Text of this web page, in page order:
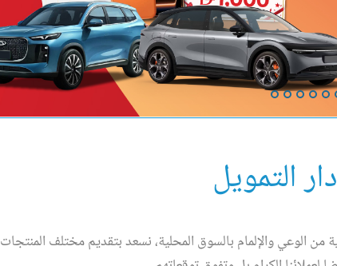
التمويل
الوعي والإلمام بالسوق المحلية، نسعد بتقديم مختلف المنتجات